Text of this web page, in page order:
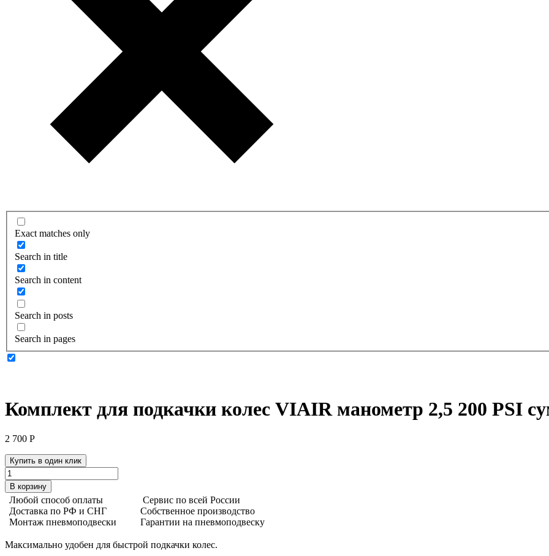
Exact matches only
Search in title
Search in content
Search in posts
Search in pages
Комплект для подкачки колес VIAIR манометр 2,5 200 PSI
2 700 Р
Купить в один клик
Количество
товара
Комплект
для
подкачки
колес
манометр
В корзину
Любой способ оплаты
Доставка по РФ и СНГ
Монтаж пневмоподвески
Сервис по всей России
Собственное производство
Гарантии на пневмоподвеску
Максимально удобен для быстрой подкачки колес.